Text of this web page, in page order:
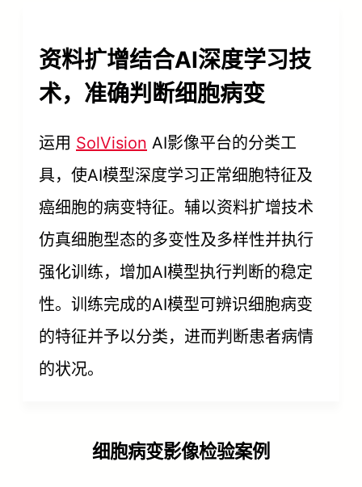
资料扩增结合AI深度学习技
术，准确判断细胞病变
运用 SolVision AI影像平台的分类工
具，使AI模型深度学习正常细胞特征及
癌细胞的病变特征。辅以资料扩增技术
仿真细胞型态的多变性及多样性并执行
强化训练，增加AI模型执行判断的稳定
性。训练完成的AI模型可辨识细胞病变
的特征并予以分类，进而判断患者病情
的状况。
细胞病变影像检验案例